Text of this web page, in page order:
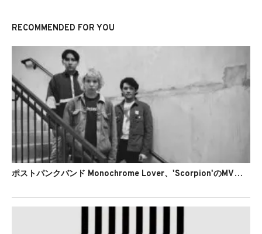
RECOMMENDED FOR YOU
ポストパンクバンド Monochrome Lover、'Scorpion'のMVを公開